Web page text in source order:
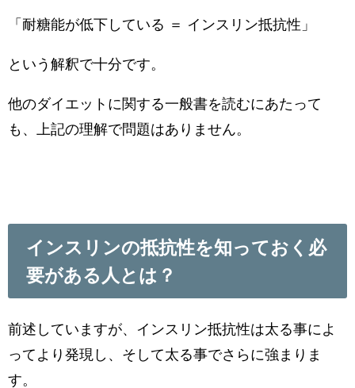
「耐糖能が低下している ＝ インスリン抵抗性」
という解釈で十分です。
他のダイエットに関する一般書を読むにあたって
も、上記の理解で問題はありません。
インスリンの抵抗性を知っておく必
要がある人とは？
前述していますが、インスリン抵抗性は太る事によ
ってより発現し、そして太る事でさらに強まりま
す。